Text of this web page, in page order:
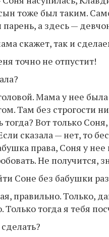
тоже был таким.
парень, а здесь —
скажет, так и
точно не отпустит!
Мама у нее
Там без строгости
Вот только
сказала — нет, то
права, Соня у
Не получится,
Соне без бабушки
правильно. Только,
Только тогда я тебя